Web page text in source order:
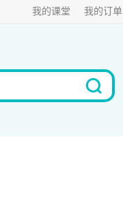
我的课堂 我的订单